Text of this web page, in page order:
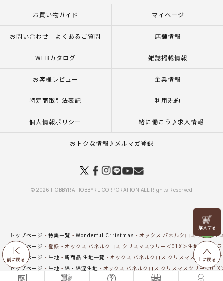
前に戻る
リリヤン
フェア
上に戻る
お買い物ガイド マイページ
お問い合わせ - よくあるご質問 店舗情報
WEBカタログ 雑誌掲載情報
お客様レビュー 企業情報
特定商取引法表記 利用規約
個人情報ポリシー 一緒に働こう♪求人情報
おトクな情報♪メルマガ登録
© 2026 HOBBYRA HOBBYRE CORPORATION ALL Rights Reserved
トップページ 特集一覧 Wonderful Christmas
オックス パネルクロス クリスマ
トップページ
登録
オックス パネルクロス クリスマスツリー＜01X＞生地 ホビー
トップページ
生地 新商品 生地一覧
オックス パネルクロス クリスマスツリー＜
トップページ
生地 綿・綿混生地
オックス パネルクロス クリスマスツリー＜
トップページ
秋冬素材 オックス パネルクロス クリスマスツリー＜01X＞